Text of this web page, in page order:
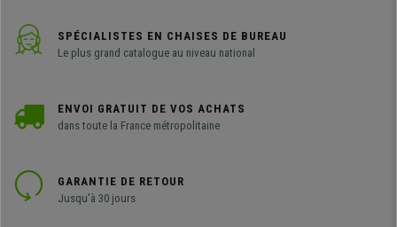
SPÉCIALISTES EN CHAISES DE BUREAU
Le plus grand catalogue au niveau national
ENVOI GRATUIT DE VOS ACHATS
dans toute la France métropolitaine
GARANTIE DE RETOUR
Jusqu'à 30 jours